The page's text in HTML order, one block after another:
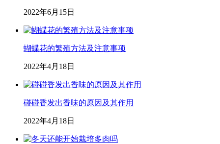
2022年6月15日
蝴蝶花的繁殖方法及注意事项
2022年4月18日
碰碰香发出香味的原因及其作用
2022年4月18日